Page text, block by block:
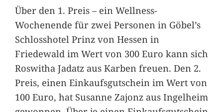
Über den 1. Preis – ein Wellness-
Wochenende für zwei Personen in Göbel’s
Schlosshotel Prinz von Hessen in
Friedewald im Wert von 300 Euro kann sich
Roswitha Jadatz aus Karben freuen. Den 2.
Preis, einen Einkaufsgutschein im Wert von
100 Euro, hat Susanne Zajonz aus Ingelheim